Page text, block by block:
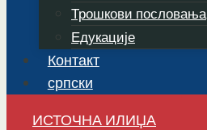
Трошкови пословања
Едукације
Контакт
српски
ИСТОЧНА ИЛИЏА